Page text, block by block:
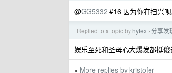
@GG5332 #16 因为你在扫兴
Replied to a topic by hytex › 分享发
娱乐至死和圣母心大爆发都挺傻
» More replies by kristofer